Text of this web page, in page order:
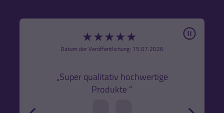
★★★★★
Datum der Veröffentlichung: 15.07.2026
„Super qualitativ hochwertige
Produkte ”
Pause